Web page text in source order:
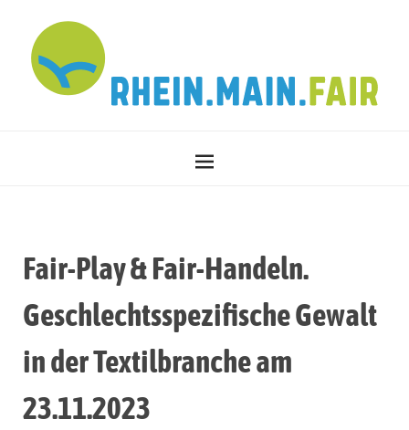
Fair-Play & Fair-Handeln.
Geschlechtsspezifische Gewalt
in der Textilbranche am
23.11.2023